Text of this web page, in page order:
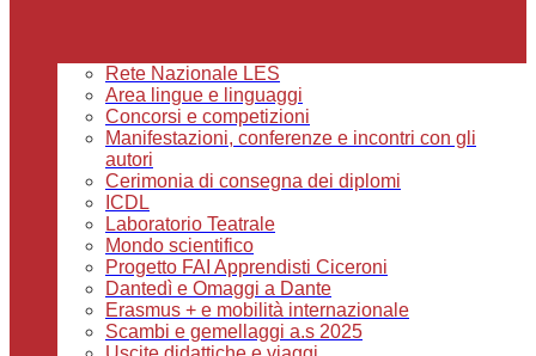
Rete Nazionale LES
Area lingue e linguaggi
Concorsi e competizioni
Manifestazioni, conferenze e incontri con gli
autori
Cerimonia di consegna dei diplomi
ICDL
Laboratorio Teatrale
Mondo scientifico
Progetto FAI Apprendisti Ciceroni
Dantedì e Omaggi a Dante
Erasmus + e mobilità internazionale
Scambi e gemellaggi a.s 2025